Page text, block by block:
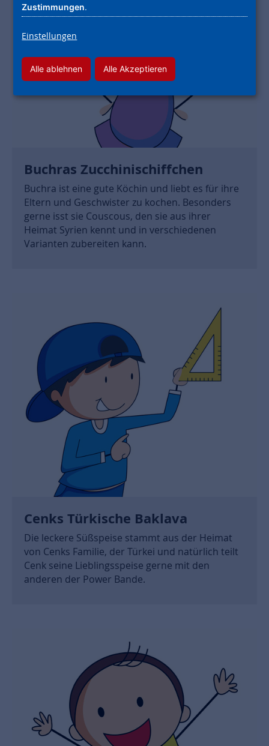
Buchras Zucchinischiffchen
Buchra ist eine gute Köchin und liebt es für ihre
Eltern und Geschwister zu kochen. Besonders
gerne isst sie Couscous, den sie aus ihrer
Heimat Syrien kennt und in verschiedenen
Varianten zubereiten kann.
Cenks Türkische Baklava
Die leckere Süßspeise stammt aus der Heimat
von Cenks Familie, der Türkei und natürlich teilt
Cenk seine Lieblingsspeise gerne mit den
anderen der Power Bande.
Zustimmungen.
Einstellungen
Alle ablehnen Alle Akzeptieren